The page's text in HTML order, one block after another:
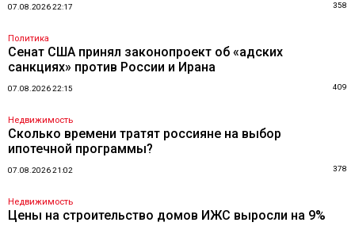
07.08.2026 22:17 358
Политика
Сенат США принял законопроект об «адских
санкциях» против России и Ирана
07.08.2026 22:15 409
Недвижимость
Сколько времени тратят россияне на выбор
ипотечной программы?
07.08.2026 21:02 378
Недвижимость
Цены на строительство домов ИЖС выросли на 9%